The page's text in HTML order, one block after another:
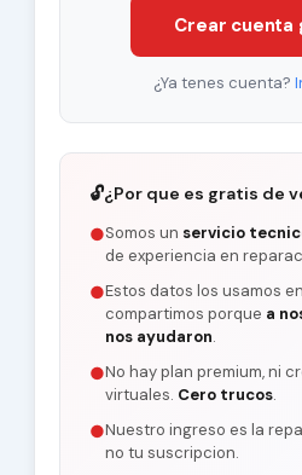
Crear cuenta
¿Ya tenes cuenta?
🔓¿Por que es gratis de
●Somos un servicio
de experiencia en
●Estos datos los usamos
compartimos porque a
nos ayudaron.
●No hay plan premium, ni
virtuales. Cero trucos.
●Nuestro ingreso es la
no tu suscripcion.